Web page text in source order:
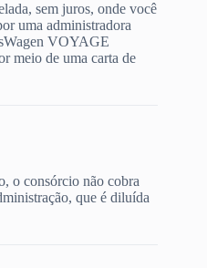
sem juros, onde você
uma administradora
VOYAGE
meio de uma carta de
o consórcio não cobra
que é diluída